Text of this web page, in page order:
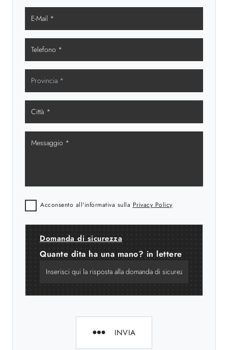
Acconsento all'informativa sulla Privacy Policy
Domanda di sicurezza
Quante dita ha una mano? in lettere
INVIA